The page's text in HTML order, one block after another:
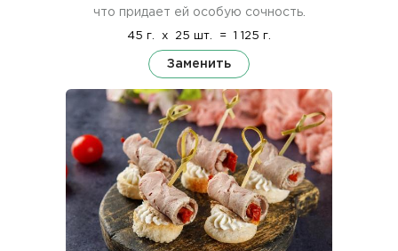
что придает ей особую сочность.
45 г. x 25 шт. = 1 125 г.
Заменить